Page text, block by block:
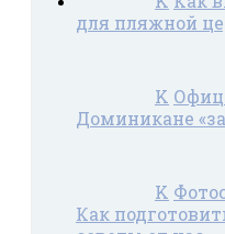
для пляжной
K
Доминикане
K
Как